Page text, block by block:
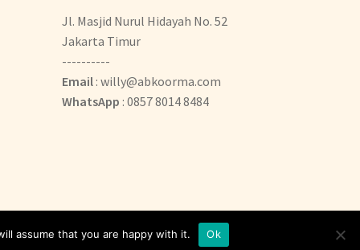
Jl. Masjid Nurul Hidayah No. 52
Jakarta Timur
----------
Email : willy@abkoorma.com
WhatsApp : 0857 8014 8484
assume that you are happy with it. Ok